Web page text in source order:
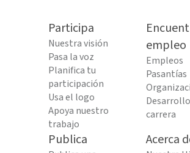
Participa
Nuestra visión
Pasa la voz
Planifica tu
participación
Usa el logo
Apoya nuestro
trabajo
empleo
Empleos
Pasantías
carrera
Publica Acerca